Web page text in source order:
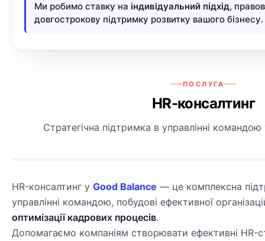
Ми робимо ставку на індивідуальний підхід,
довгострокову підтримку розвитку вашого бізнесу.
ПОСЛУГА
HR-консалтинг
Стратегічна підтримка в управлінні командою
HR-консалтинг у Good Balance — це комплексна
управлінні командою, побудові ефективної
оптимізації кадрових процесів.
Допомагаємо компаніям створювати ефективні HR-